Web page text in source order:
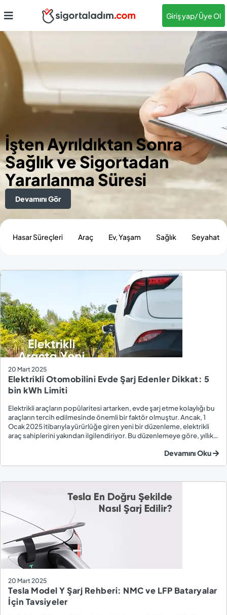
Giriş yap/ Üye Ol
İşten Ayrıldıktan Sonra
Sağlık ve Sigortadan
Yararlanma Süresi
Devamını Gör
Hasar Süreçleri Araç Ev, Yaşam Sağlık Seyahat
20 Mart 2025
Elektrikli Otomobilini Evde Şarj Edenler Dikkat: 5
bin kWh Limiti
Elektrikli araçların popülaritesi artarken, evde şarj etme kolaylığı bu
araçların tercih edilmesinde önemli bir faktör olmuştur. Ancak, 1
Ocak 2025 itibarıyla yürürlüğe giren yeni bir düzenleme, elektrikli
araç sahiplerini yakından ilgilendiriyor. Bu düzenlemeye göre, yıllık
Devamını Oku
20 Mart 2025
Tesla Model Y Şarj Rehberi: NMC ve LFP Bataryalar
İçin Tavsiyeler